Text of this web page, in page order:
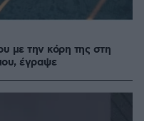
με την κόρη της στη
έγραψε